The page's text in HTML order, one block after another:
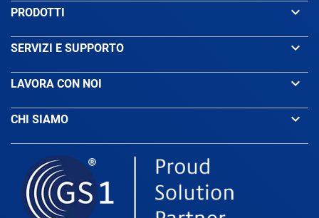
Bangladesh
Barbados
Belgium
PRODOTTI keyboard_arrow_down
SERVIZI E SUPPORTO keyboard_arrow_down
LAVORA CON NOI keyboard_arrow_down
CHI SIAMO keyboard_arrow_down